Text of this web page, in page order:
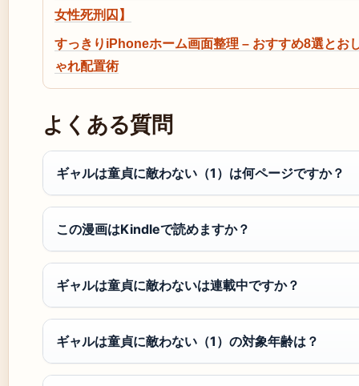
女性死刑囚】
すっきりiPhoneホーム画面整理 – おすすめ8選とお
ゃれ配置術
よくある質問
ギャルは童貞に敵わない（1）は何ページですか？
この漫画はKindleで読めますか？
ギャルは童貞に敵わないは連載中ですか？
ギャルは童貞に敵わない（1）の対象年齢は？